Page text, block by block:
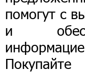
помогут с
и